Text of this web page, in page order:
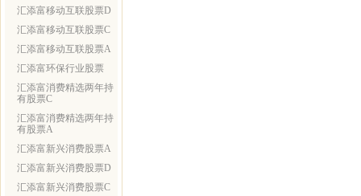
汇添富移动互联股票D
汇添富移动互联股票C
汇添富移动互联股票A
汇添富环保行业股票
汇添富消费精选两年持
有股票C
汇添富消费精选两年持
有股票A
汇添富新兴消费股票A
汇添富新兴消费股票D
汇添富新兴消费股票C